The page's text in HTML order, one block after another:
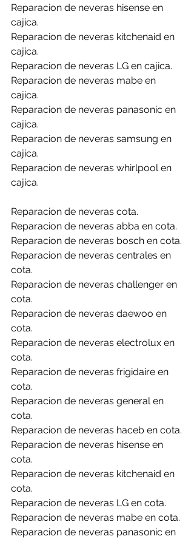
Reparacion de neveras hisense en
cajica.
Reparacion de neveras kitchenaid en
cajica.
Reparacion de neveras LG en cajica.
Reparacion de neveras mabe en
cajica.
Reparacion de neveras panasonic en
cajica.
Reparacion de neveras samsung en
cajica.
Reparacion de neveras whirlpool en
cajica.
Reparacion de neveras cota.
Reparacion de neveras abba en cota.
Reparacion de neveras bosch en cota.
Reparacion de neveras centrales en
cota.
Reparacion de neveras challenger en
cota.
Reparacion de neveras daewoo en
cota.
Reparacion de neveras electrolux en
cota.
Reparacion de neveras frigidaire en
cota.
Reparacion de neveras general en
cota.
Reparacion de neveras haceb en cota.
Reparacion de neveras hisense en
cota.
Reparacion de neveras kitchenaid en
cota.
Reparacion de neveras LG en cota.
Reparacion de neveras mabe en cota.
Reparacion de neveras panasonic en